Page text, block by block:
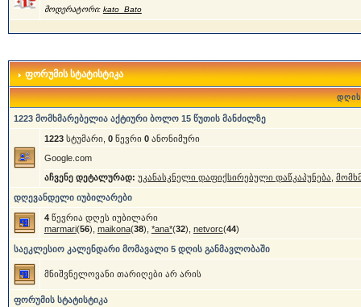
მოდერატორი: kato_Bato
ფორუმის სტატისტიკა
დღის
1223 მომხმარებელია აქტიური ბოლო 15 წუთის მანძილზე
1223სტუმარი, 0წევრი 0ანონიმური
Google.com
აჩვენე დეტალურად: უკანასკნელი დაფიქსირებული დაწკაპუნება
დღევანდელი იუბილარები
4წევრია დღეს იუბილარი
marmari(56), maikona(38), *ana*(32), netvorc(44)
საეკლესიო კალენდარი მომავალი 5 დღის განმავლობაში
მნიშვნელოვანი თარიღები არ არის
ფორუმის სტატისტიკა